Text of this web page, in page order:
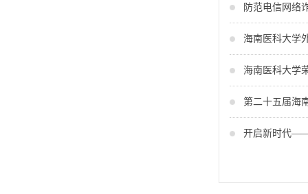
防范电信网络
海南医科大学
海南医科大学
第二十五届海
开启新时代